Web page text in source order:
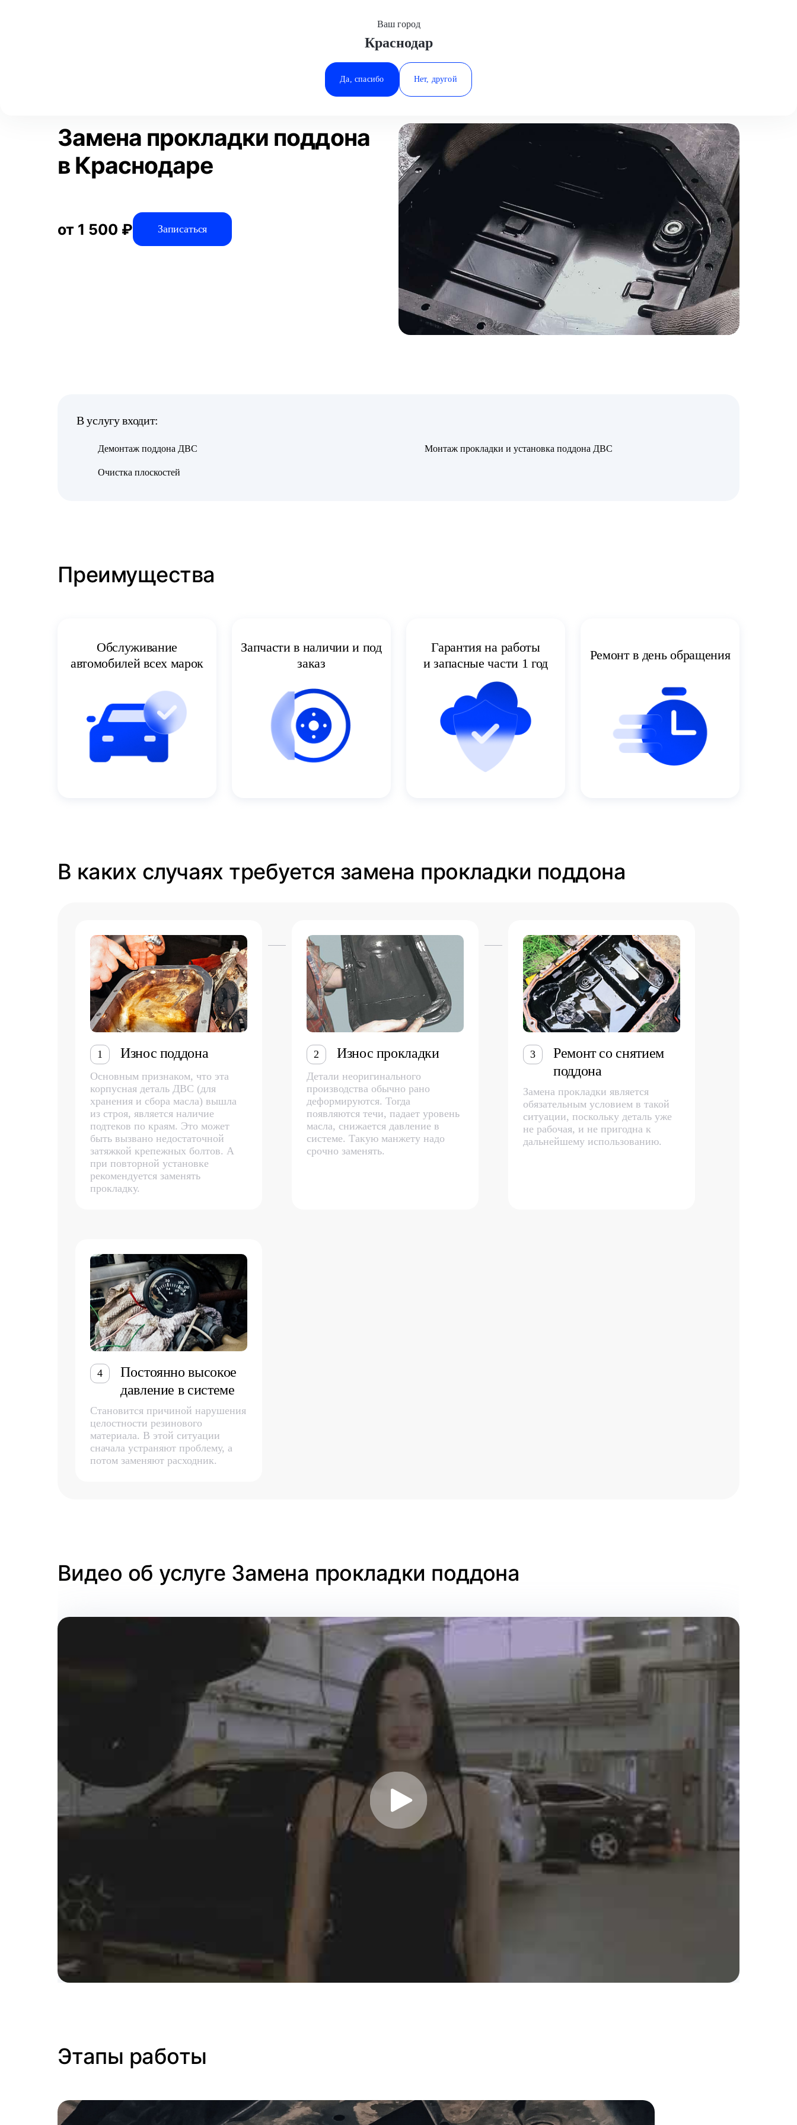
Минеральные Воды
Ростов-на-Дону
Ставрополь
Ваш город
Краснодар
Да, спасибо Нет, другой
Замена прокладки поддона
Статьи
Замена прокладки поддона
в Краснодаре
от 1 500 ₽ Записаться
В услугу входит:
Демонтаж поддона ДВС
Очистка плоскостей
Монтаж прокладки и установка поддона ДВС
Преимущества
Обслуживание
автомобилей всех марок
Запчасти в наличии и под
заказ
Гарантия на работы
и запасные части 1 год
Ремонт в день обращения
В каких случаях требуется замена прокладки поддона
1 Износ поддона
Основным признаком, что эта
корпусная деталь ДВС (для
хранения и сбора масла) вышла
из строя, является наличие
подтеков по краям. Это может
быть вызвано недостаточной
затяжкой крепежных болтов. А
при повторной установке
рекомендуется заменять
прокладку.
2 Износ прокладки
Детали неоригинального
производства обычно рано
деформируются. Тогда
появляются течи, падает уровень
масла, снижается давление в
системе. Такую манжету надо
срочно заменять.
3
Ремонт со снятием
поддона
Замена прокладки является
обязательным условием в такой
ситуации, поскольку деталь уже
не рабочая, и не пригодна к
дальнейшему использованию.
4
Постоянно высокое
давление в системе
Становится причиной нарушения
целостности резинового
материала. В этой ситуации
сначала устраняют проблему, а
потом заменяют расходник.
Видео об услуге Замена прокладки поддона
Этапы работы